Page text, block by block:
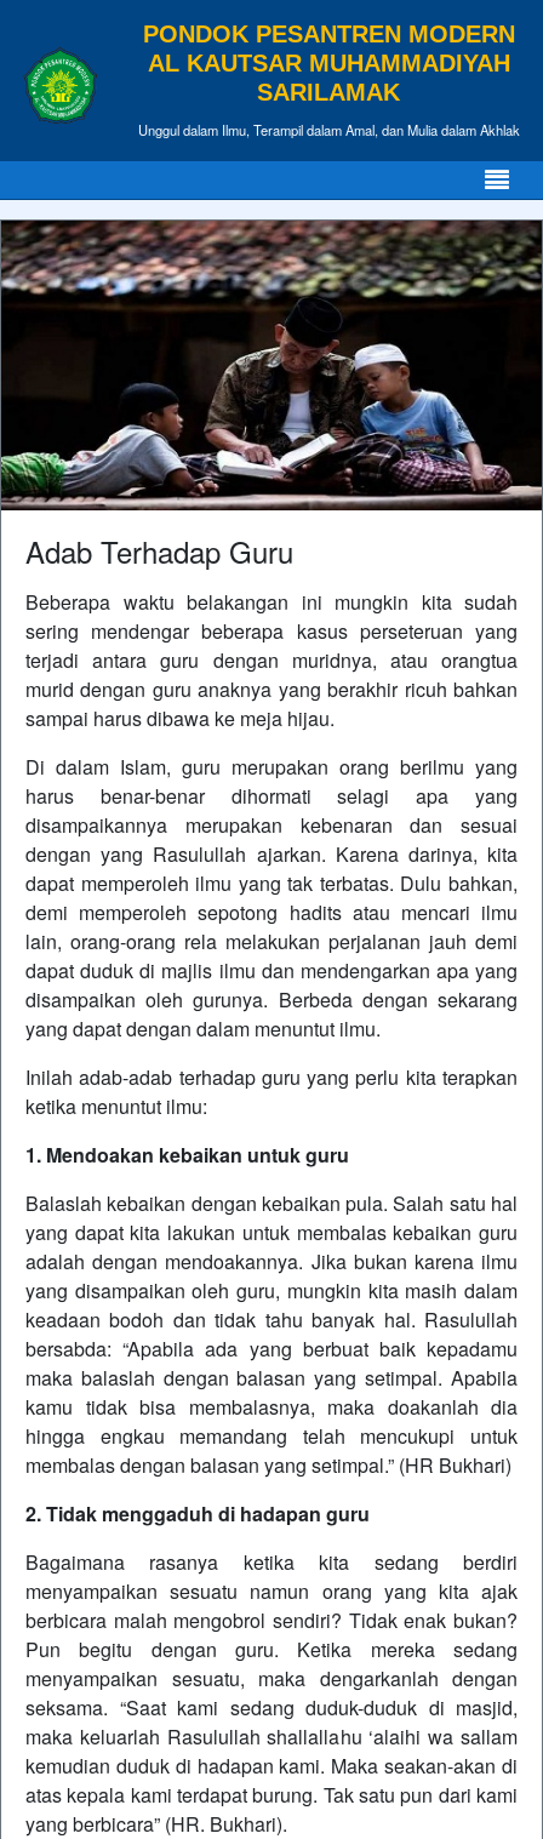
PONDOK PESANTREN MODERN
AL KAUTSAR MUHAMMADIYAH
SARILAMAK
Unggul dalam Ilmu, Terampil dalam Amal, dan Mulia dalam Akhlak
Adab Terhadap Guru
Beberapa waktu belakangan ini mungkin kita sudah
sering mendengar beberapa kasus perseteruan yang
terjadi antara guru dengan muridnya, atau orangtua
murid dengan guru anaknya yang berakhir ricuh bahkan
sampai harus dibawa ke meja hijau.
Di dalam Islam, guru merupakan orang berilmu yang
harus benar-benar dihormati selagi apa yang
disampaikannya merupakan kebenaran dan sesuai
dengan yang Rasulullah ajarkan. Karena darinya, kita
dapat memperoleh ilmu yang tak terbatas. Dulu bahkan,
demi memperoleh sepotong hadits atau mencari ilmu
lain, orang-orang rela melakukan perjalanan jauh demi
dapat duduk di majlis ilmu dan mendengarkan apa yang
disampaikan oleh gurunya. Berbeda dengan sekarang
yang dapat dengan dalam menuntut ilmu.
Inilah adab-adab terhadap guru yang perlu kita terapkan
ketika menuntut ilmu:
1. Mendoakan kebaikan untuk guru
Balaslah kebaikan dengan kebaikan pula. Salah satu hal
yang dapat kita lakukan untuk membalas kebaikan guru
adalah dengan mendoakannya. Jika bukan karena ilmu
yang disampaikan oleh guru, mungkin kita masih dalam
keadaan bodoh dan tidak tahu banyak hal. Rasulullah
bersabda: “Apabila ada yang berbuat baik kepadamu
maka balaslah dengan balasan yang setimpal. Apabila
kamu tidak bisa membalasnya, maka doakanlah dia
hingga engkau memandang telah mencukupi untuk
membalas dengan balasan yang setimpal.” (HR Bukhari)
2. Tidak menggaduh di hadapan guru
Bagaimana rasanya ketika kita sedang berdiri
menyampaikan sesuatu namun orang yang kita ajak
berbicara malah mengobrol sendiri? Tidak enak bukan?
Pun begitu dengan guru. Ketika mereka sedang
menyampaikan sesuatu, maka dengarkanlah dengan
seksama. “Saat kami sedang duduk-duduk di masjid,
maka keluarlah Rasulullah shallallahu ‘alaihi wa sallam
kemudian duduk di hadapan kami. Maka seakan-akan di
atas kepala kami terdapat burung. Tak satu pun dari kami
yang berbicara” (HR. Bukhari).